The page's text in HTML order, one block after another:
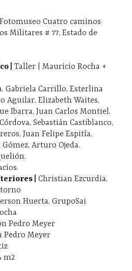
Fotomuseo Cuatro caminos
Militares # 77, Estado de
Taller | Mauricio Rocha +
Gabriela Carrillo, Esterlina
Aguilar, Elizabeth Waites,
Ibarra, Juan Carlos Montiel.
Sebastián Castiblanco,
Juan Felipe Espitía,
Arturo Ojeda.
Christian Ezcurdia,
Huerta, GrupoSai
Pedro Meyer
Pedro Meyer
m2